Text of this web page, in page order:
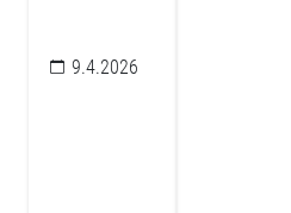
9.4.2026